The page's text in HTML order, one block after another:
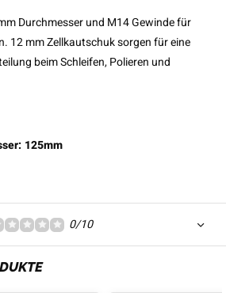
Durchmesser und M14 Gewinde für
12 mm Zellkautschuk sorgen für eine
beim Schleifen, Polieren und
125mm
0/10